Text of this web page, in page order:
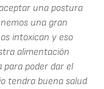
una postura
una gran
intoxican y eso
alimentación
para poder dar el
tendra buena salud